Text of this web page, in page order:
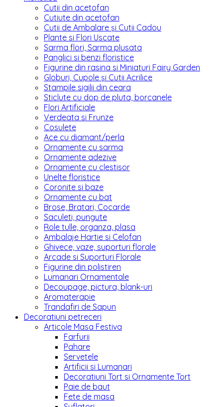
Cutii din acetofan
Cutiute din acetofan
Cutii de Ambalare și Cutii Cadou
Plante si Flori Uscate
Sarma flori, Sarma plusata
Panglici si benzi floristice
Figurine din rasina si Miniaturi Fairy Garden
Globuri, Cupole și Cutii Acrilice
Stampile sigilii din ceara
Sticlute cu dop de pluta, borcanele
Flori Artificiale
Verdeata si Frunze
Cosulete
Ace cu diamant/perla
Ornamente cu sarma
Ornamente adezive
Ornamente cu clestisor
Unelte floristice
Coronite si baze
Ornamente cu bat
Brose, Bratari, Cocarde
Saculeti, pungute
Role tulle, organza, plasa
Ambalaje Hartie si Celofan
Ghivece, vaze, suporturi florale
Arcade si Suporturi Florale
Figurine din polistiren
Lumanari Ornamentale
Decoupage, pictura, blank-uri
Aromaterapie
Trandafiri de Sapun
Decoratiuni petreceri
Articole Masa Festiva
Farfurii
Pahare
Servetele
Artificii si Lumanari
Decoratiuni Tort si Ornamente Tort
Paie de baut
Fete de masa